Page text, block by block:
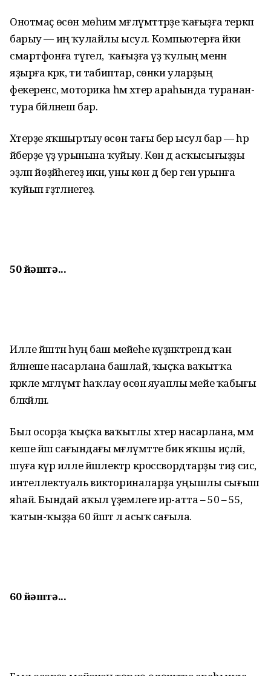
Онотмаҫ өсөн мөһим мәғлүмәттәрҙе ҡағыҙға теркәп
барыу — иң ҡулайлы ысул. Компьютерға йәки
смартфонға түгел, ә ҡағыҙға үҙ ҡулың менән
яҙырға кәрәк, ти табиптар, сөнки уларҙың
фекеренсә, моторика һәм хәтер араһында туранан-
тура бәйләнеш бар.
Хәтерҙе яҡшыртыу өсөн тағы бер ысул бар — һәр
әйберҙе үҙ урынына ҡуйыу. Көн дә асҡы­сығыҙҙы
эҙләп йөҙәйһегеҙ икән, уны көн дә бер генә урынға
ҡуйып ғәҙәтләнегеҙ.
50 йәштә...
Илле йәштән һуң баш мейеһе күҙәнәктәрендә ҡан
әйләнеше насарлана башлай, ҡыҫҡа ваҡытҡа
кәрәкле мәғлүмәт һаҡлау өсөн яуап­лы мейе ҡабығы
бәләкәйләнә.
Был осорҙа ҡыҫҡа ваҡытлы хәтер насарлана, әммә
кеше йәш сағындағы мәғлүмәтте бик яҡшы иҫләй,
шуға күрә илле йәшлектәр кроссвордтарҙы тиҙ сисә,
интеллектуаль викториналарҙа уңышлы сығыш
яһай. Бындай аҡыл әүҙемлеге ир-атта – 50 – 55, ә
ҡатын-ҡыҙҙа 60 йәштә лә асыҡ сағыла.
60 йәштә...